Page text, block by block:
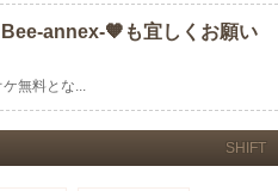
annex-🧡も宜しくお願い
無料とな...
SHIFT